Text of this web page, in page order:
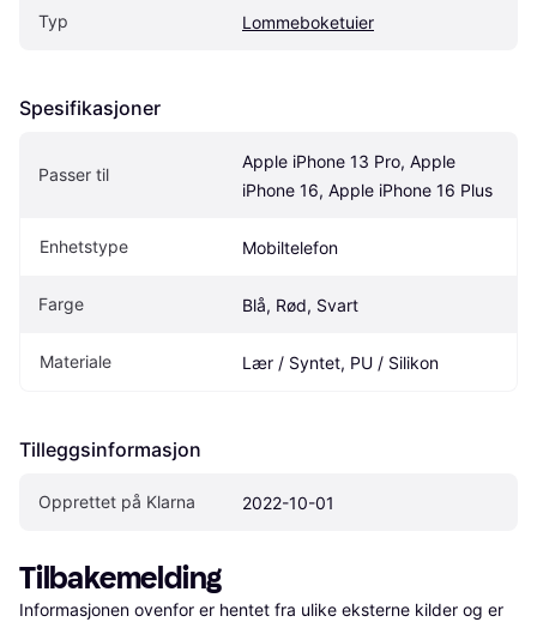
Typ Lommeboketuier
Spesifikasjoner
Passer til
Apple iPhone 13 Pro, Apple
iPhone 16, Apple iPhone 16 Plus
Enhetstype Mobiltelefon
Farge Blå, Rød, Svart
Materiale Lær / Syntet, PU / Silikon
Tilleggsinformasjon
Opprettet på Klarna 2022-10-01
Tilbakemelding
Informasjonen ovenfor er hentet fra ulike eksterne kilder og er